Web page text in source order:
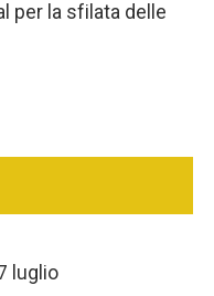
per la sfilata delle
luglio